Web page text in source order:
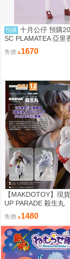
預購 十月公仔 預購
SC PLAMATEA 亞里
模型 0907
售價 1670
【MAKDOTOY】現
UP PARADE 殺生丸
售價 1480